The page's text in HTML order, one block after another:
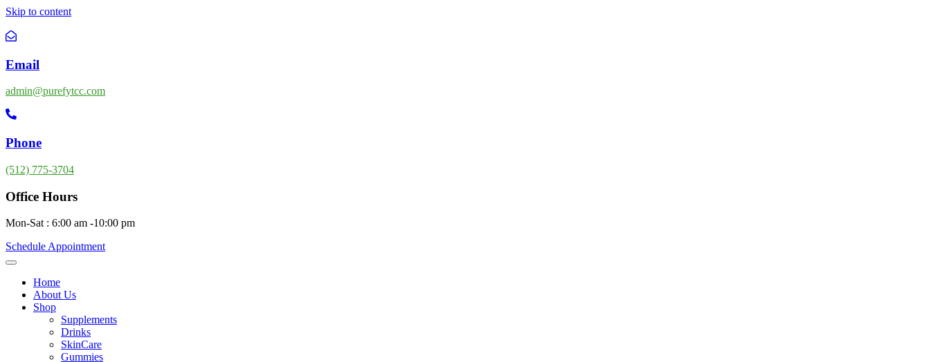
Skip to content
Email
admin@purefytcc.com
Phone
(512) 775-3704
Office Hours
Mon-Sat : 6:00 am -10:00 pm
Schedule Appointment
Home
About Us
Shop
Supplements
Drinks
SkinCare
Gummies